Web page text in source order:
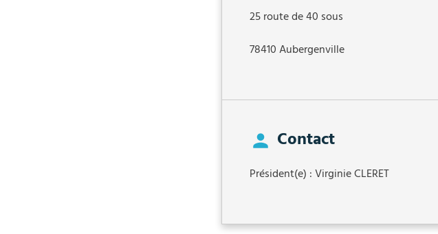
25 route de 40 sous
78410 Aubergenville
Contact
Président(e) : Virginie CLERET